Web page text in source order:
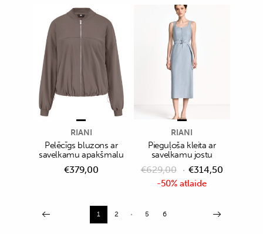
RIANI
Pelēcīgs bluzons ar
savelkamu apakšmalu
€379,00
-50% atlaide
RIANI
Pieguļoša kleita ar
savelkamu jostu
€629,00 €314,50
1 2 5 6